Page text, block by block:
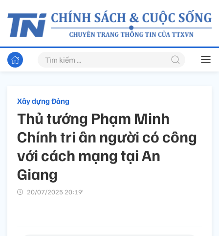
Xây dựng Đảng
Thủ tướng Phạm Minh
Chính tri ân người có công
với cách mạng tại An
Giang
20/07/2025 20:19’